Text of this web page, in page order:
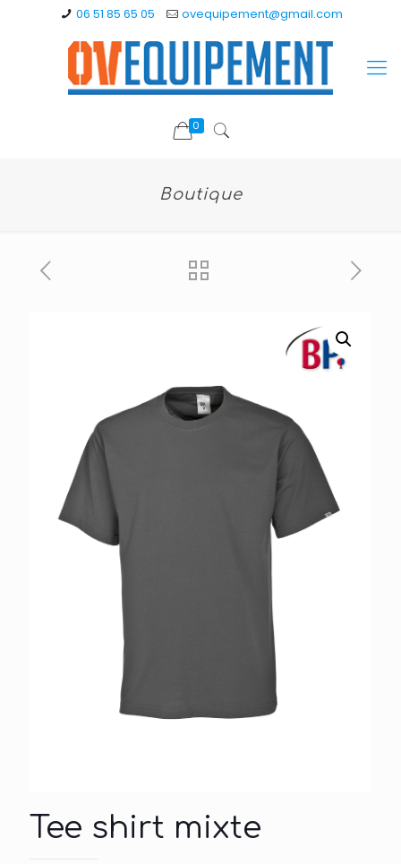
06 51 85 65 05 ovequipement@gmail.com
0
Boutique
Tee shirt mixte